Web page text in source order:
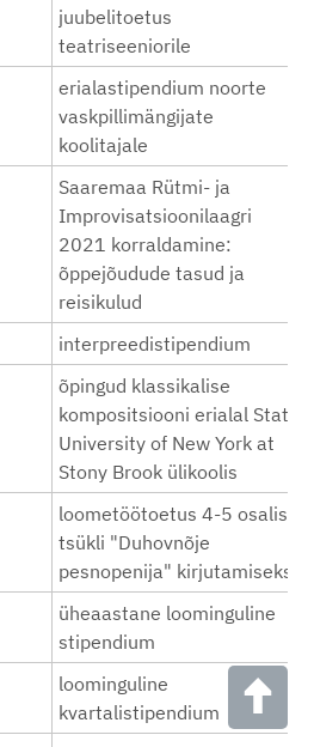
juubelitoetus
teatriseeniorile
erialastipendium noorte
vaskpillimängijate
koolitajale
Saaremaa Rütmi- ja
Improvisatsioonilaagri
2021 korraldamine:
õppejõudude tasud ja
reisikulud
interpreedistipendium
õpingud klassikalise
kompositsiooni erialal State
University of New York at
Stony Brook ülikoolis
loometöötoetus 4-5 osalise
tsükli "Duhovnõje
pesnopenija" kirjutamiseks
üheaastane loominguline
stipendium
loominguline
kvartalistipendium